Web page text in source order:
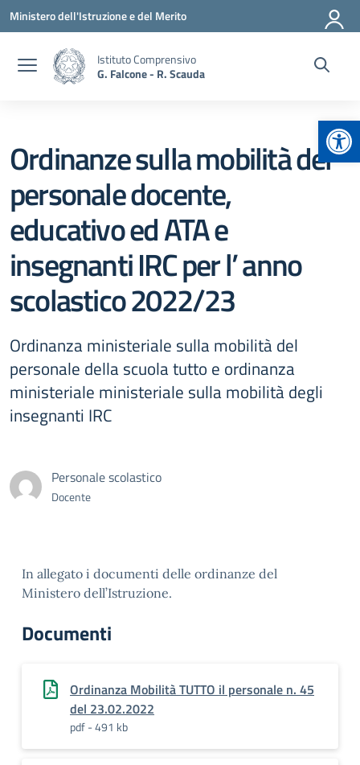
Vai ai contenuti
Vai al menu di navigazione
Vai al footer
Ministero dell'Istruzione e del Merito
Istituto Comprensivo
G. Falcone - R. Scauda
Ordinanze sulla mobilità del
personale docente,
educativo ed ATA e
insegnanti IRC per l’ anno
scolastico 2022/23
Ordinanza ministeriale sulla mobilità del
personale della scuola tutto e ordinanza
ministeriale ministeriale sulla mobilità degli
insegnanti IRC
Personale scolastico
Docente
In allegato i documenti delle ordinanze del
Ministero dell’Istruzione.
Documenti
Ordinanza Mobilità TUTTO il personale n. 45
del 23.02.2022
pdf - 491 kb